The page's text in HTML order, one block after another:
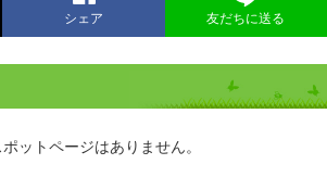
シェア 友だちに送る
ットページはありません。